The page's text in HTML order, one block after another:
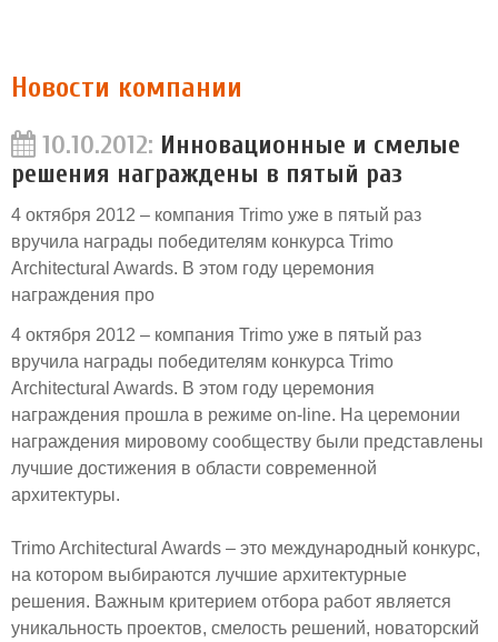
Новости компании
10.10.2012: Инновационные и смелые
решения награждены в пятый раз
4 октября 2012 – компания Trimo уже в пятый раз
вручила награды победителям конкурса Trimo
Architectural Awards. В этом году церемония
награждения про
4 октября 2012 – компания Trimo уже в пятый раз
вручила награды победителям конкурса Trimo
Architectural Awards. В этом году церемония
награждения прошла в режиме on-line. На церемонии
награждения мировому сообществу были представлены
лучшие достижения в области современной
архитектуры.
Trimo Architectural Awards – это международный конкурс,
на котором выбираются лучшие архитектурные
решения. Важным критерием отбора работ является
уникальность проектов, смелость решений, новаторский